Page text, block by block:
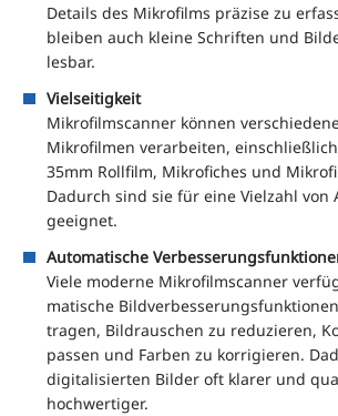
Details des Mikro­films prä­zi­se zu
blei­ben auch klei­ne Schrif­ten und
lesbar.
Viel­sei­tig­keit
Mikro­film­scan­ner kön­nen
Mikro­fil­men ver­ar­bei­ten,
35mm Roll­film, Mikro­fi­ches und
Dadurch sind sie für eine Viel­zahl von
geeignet.
Auto­ma­ti­sche
Vie­le moder­ne Mikro­film­scan­ner
ma­ti­sche
tra­gen, Bild­rau­schen zu redu­zie­ren,
pas­sen und Far­ben zu kor­ri­gie­ren.
digi­ta­li­sier­ten Bil­der oft kla­rer und
hochwertiger.